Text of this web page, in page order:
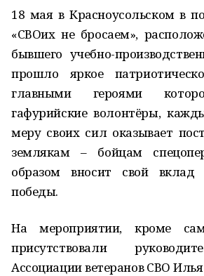
18 мая в Красноусольском в
«СВОих не бросаем»,
бывшего учебно-
прошло яркое
главными героями
гафурийские волонтёры,
меру своих сил оказывает
землякам – бойцам
образом вносит свой
победы.
На мероприятии, кроме
присутствовали
Ассоциации ветеранов СВО